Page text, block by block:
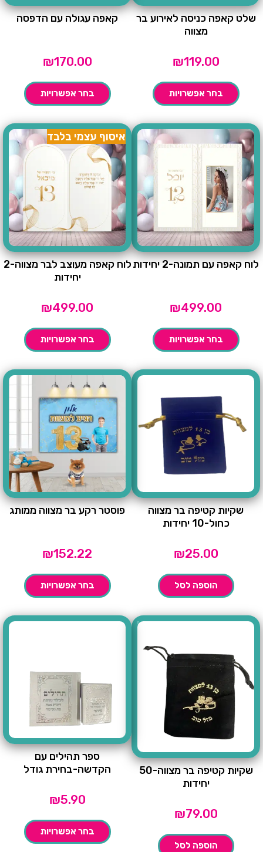
שלט קאפה כניסה לאירוע בר
מצווה
₪119.00
בחר אפשרויות
קאפה עגולה עם הדפסה
₪170.00
בחר אפשרויות
לוח קאפה עם תמונה-2 יחידות
₪499.00
בחר אפשרויות
איסוף עצמי בלבד
לוח קאפה מעוצב לבר מצווה-2
יחידות
₪499.00
בחר אפשרויות
שקיות קטיפה בר מצווה
כחול-10 יחידות
₪25.00
הוספה לסל
פוסטר רקע בר מצווה ממותג
₪152.22
בחר אפשרויות
שקיות קטיפה בר מצווה-50
יחידות
₪79.00
הוספה לסל
ספר תהילים עם
הקדשה-בחירת גודל
₪5.90
בחר אפשרויות